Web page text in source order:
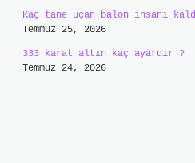
Kaç tane uçan balon insanı
Temmuz 25, 2026
333 karat altın kaç ayardır ?
Temmuz 24, 2026